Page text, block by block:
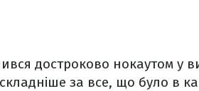
достроково нокаутом у
за все, що було в